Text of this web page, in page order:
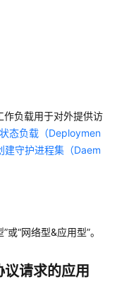
作负载用于对外提供访
态负载（Deploymen
建守护进程集（Daem
”或“网络型&应用型”。
请求的应用